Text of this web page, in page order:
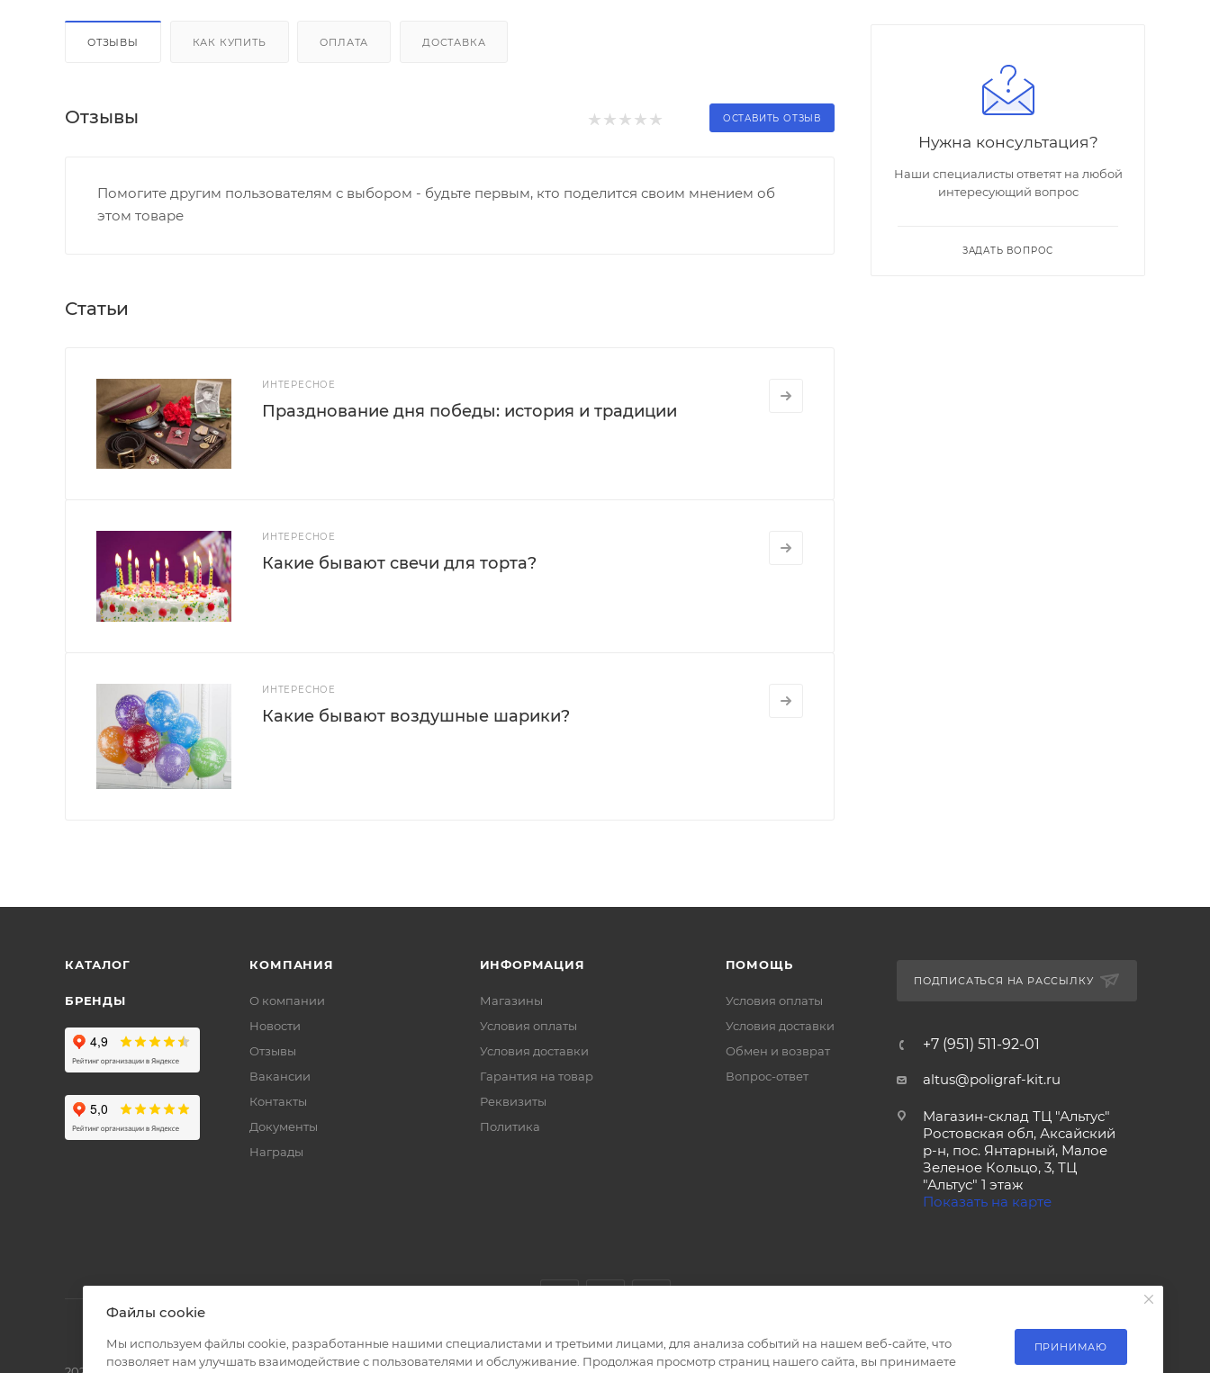
ОТЗЫВЫ КАК КУПИТЬ ОПЛАТА ДОСТАВКА
Отзывы ОСТАВИТЬ ОТЗЫВ
Помогите другим пользователям с выбором - будьте первым, кто поделится своим мнением об
этом товаре
Статьи
ИНТЕРЕСНОЕ
Празднование дня победы: история и традиции
ИНТЕРЕСНОЕ
Какие бывают свечи для торта?
ИНТЕРЕСНОЕ
Какие бывают воздушные шарики?
Нужна консультация?
Наши специалисты ответят на любой
интересующий вопрос
ЗАДАТЬ ВОПРОС
КАТАЛОГ
БРЕНДЫ
КОМПАНИЯ
О компании
Новости
Отзывы
Вакансии
Контакты
Документы
Награды
ИНФОРМАЦИЯ
Магазины
Условия оплаты
Условия доставки
Гарантия на товар
Реквизиты
Политика
ПОМОЩЬ
Условия оплаты
Условия доставки
Обмен и возврат
Вопрос-ответ
ПОДПИСАТЬСЯ НА РАССЫЛКУ
+7 (951) 511-92-01
altus@poligraf-kit.ru
Магазин-склад ТЦ "Альтус"
Ростовская обл, Аксайский
р-н, пос. Янтарный, Малое
Зеленое Кольцо, 3, ТЦ
"Альтус" 1 этаж
Показать на карте
Файлы cookie
Мы используем файлы cookie, разработанные нашими специалистами и третьими лицами, для анализа событий на нашем веб-сайте, что
позволяет нам улучшать взаимодействие с пользователями и обслуживание. Продолжая просмотр страниц нашего сайта, вы принимаете
ПРИНИМАЮ